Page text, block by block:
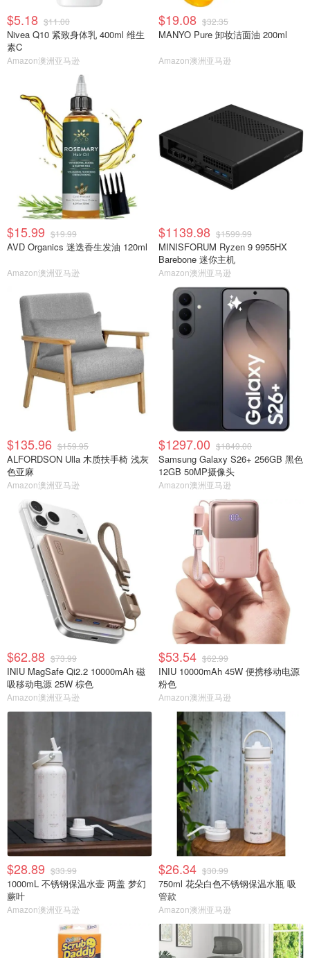
$5.18 $11.00
Nivea Q10 紧致身体乳 400ml 维生
素C
Amazon澳洲亚马逊
$19.08 $32.35
MANYO Pure 卸妆洁面油 200ml
Amazon澳洲亚马逊
$15.99 $19.99
AVD Organics 迷迭香生发油 120ml
Amazon澳洲亚马逊
$1139.98 $1599.99
MINISFORUM Ryzen 9 9955HX
Barebone 迷你主机
Amazon澳洲亚马逊
$135.96 $159.95
ALFORDSON Ulla 木质扶手椅 浅灰
色亚麻
Amazon澳洲亚马逊
$1297.00 $1849.00
Samsung Galaxy S26+ 256GB 黑色
12GB 50MP摄像头
Amazon澳洲亚马逊
$62.88 $73.99
INIU MagSafe Qi2.2 10000mAh 磁
吸移动电源 25W 棕色
Amazon澳洲亚马逊
$53.54 $62.99
INIU 10000mAh 45W 便携移动电源
粉色
Amazon澳洲亚马逊
$28.89 $33.99
1000mL 不锈钢保温水壶 两盖 梦幻
蕨叶
Amazon澳洲亚马逊
$26.34 $30.99
750ml 花朵白色不锈钢保温水瓶 吸
管款
Amazon澳洲亚马逊